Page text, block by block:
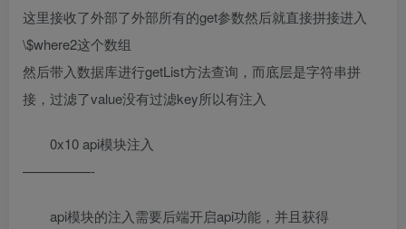
这里接收了外部了外部所有的get参数然后就直接拼接进入
\$where2这个数组
然后带入数据库进行getList方法查询，而底层是字符串拼
接，过滤了value没有过滤key所以有注入
0x10 api模块注入
—————-
api模块的注入需要后端开启api功能，并且获得